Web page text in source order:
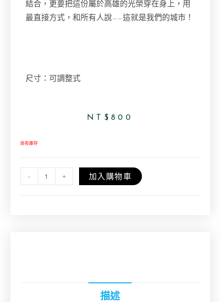
結合，更要把這份屬於高雄的光榮穿在身上，用
最直接方式，和所有人說——這就是我們的城市！
尺寸：可調整式
NT$ 800
尚有庫存
- + 加入購物車
描述